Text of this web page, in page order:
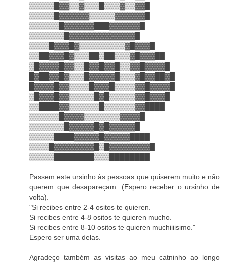
▒▒▒▒▒█▓▓▒▒▓▒▒▒█▒▒▒▓▒▒▓▓█
▒▒▒▒▒█▓▓▓▓▓▓▒▒▒▒▒▓▓▓▓▓▓█
▒▒▒▒▒▒█▓▓▓▓▓▓███▓▓▓▓▓▓█
▒▒▒▒▒▒▒█▓▓▓▓▓▓▓▓▓▓▓▓▓█
▒▒▒▒█▓▓▓█▓▒▒▒▒▒▒▒▒▒▓█▓▓▓█
▒▒██▓▓▓█▓▒▒▒██▒██▒▒▒▓█▓▓▓██
▒█▓▓▓▓█▓▓▒▒█▓▓█▓▓█▒▒▓▓█▓▓▓▓█
█▓██▓▓█▓▒▒▒█▓▓▓▓▓█▒▒▒▓█▓▓██▓█
█▓▓▓▓█▓▓▒▒▒▒█▓▓▓█▒▒▒▒▓▓█▓▓▓▓█
▒█▓▓▓█▓▓▒▒▒▒▒█▓█▒▒▒▒▒▓▓█▓▓▓█
▒▒████▓▓▒▒▒▒▒▒█▒▒▒▒▒▒▓▓████
▒▒▒▒▒▒█▓▓▓▓▒▒▒▒▒▒▒▓▓▓▓█
▒▒▒▒▒▒▒█▓▓▓▓▓█▓█▓▓▓▓▓█
▒▒▒▒▒████▓▓▓▓▓█▓▓▓▓▓████
▒▒▒▒█▓▓▓▓▓▓▓▓█▒█▓▓▓▓▓▓▓▓█
▒▒▒▒▒████████▒▒▒████████
Passem este ursinho às pessoas que quiserem muito e não
querem que desapareçam. (Espero receber o ursinho de
volta).
"Si recibes entre 2-4 ositos te quieren.
Si recibes entre 4-8 ositos te quieren mucho.
Si recibes entre 8-10 ositos te quieren muchiiiisimo."
Espero ser uma delas.
Agradeço também as visitas ao meu catninho ao longo